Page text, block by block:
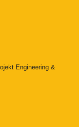
Engineering &